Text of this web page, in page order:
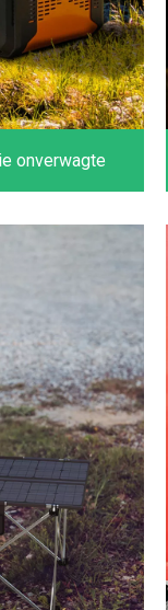
onverwagte